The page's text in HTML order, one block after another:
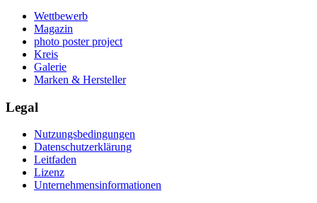
Wettbewerb
Magazin
photo poster project
Kreis
Galerie
Marken & Hersteller
Legal
Nutzungsbedingungen
Datenschutzerklärung
Leitfaden
Lizenz
Unternehmensinformationen